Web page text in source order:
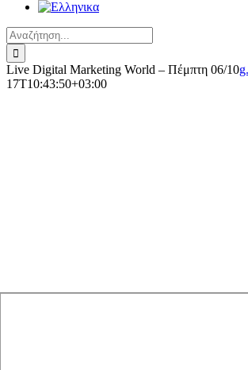
Αναζήτηση
για:
Live Digital Marketing World – Πέμπτη 06/10
17T10:43:50+03:00